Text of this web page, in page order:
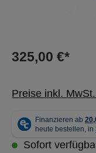
325,00 €*
Preise inkl.
Sofort